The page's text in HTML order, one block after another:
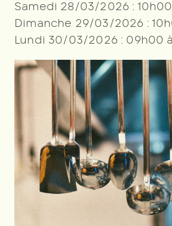
Samedi 28/03/2026 : 10h00
Dimanche 29/03/2026 :
Lundi 30/03/2026 : 09h00